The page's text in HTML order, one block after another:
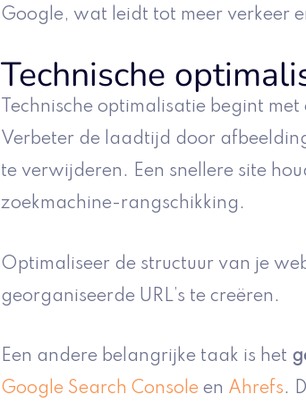
Google, wat leidt tot meer verkeer
Technische
Technische optimalisatie begint
Verbeter de laadtijd door
te verwijderen. Een snellere site
zoekmachine-rangschikking.
Optimaliseer de structuur van je
georganiseerde URL’s te creëren.
Een andere belangrijke taak is het
Google Search Console en Ahrefs.